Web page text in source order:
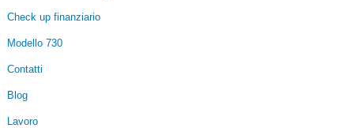
Check up finanziario
Modello 730
Contatti
Blog
Lavoro